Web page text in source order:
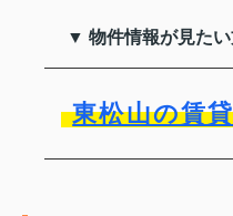
▼ 物件情報が見た
東松山の賃